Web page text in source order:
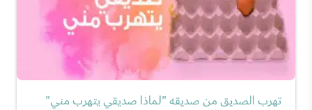
تهرب الصديق من صديقه "لماذا صديقي يتهرب مني"